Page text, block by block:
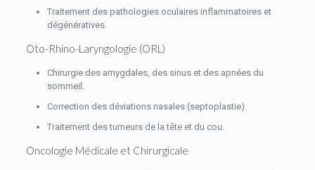
Traitement des pathologies oculaires inflammatoires et
dégénératives.
Oto-Rhino-Laryngologie (ORL)
Chirurgie des amygdales, des sinus et des apnées du
sommeil.
Correction des déviations nasales (septoplastie).
Traitement des tumeurs de la tête et du cou.
Oncologie Médicale et Chirurgicale